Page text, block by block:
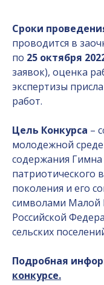
Сроки
проводится в
по 25 октября
заявок), оценка
экспертизы
работ.
Цель Конкурса –
молодежной
содержания Гимна
патриотического
поколения и его
символами Малой
Российской
сельских
Подробная
конкурсе.